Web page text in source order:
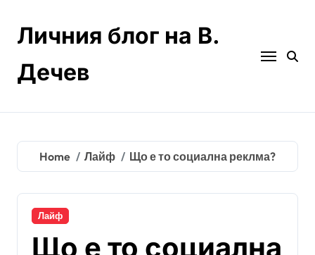
contentЛичния блог на В.
Дечев
Home Лайф Що е то социална реклма?
Лайф
Що е то социална